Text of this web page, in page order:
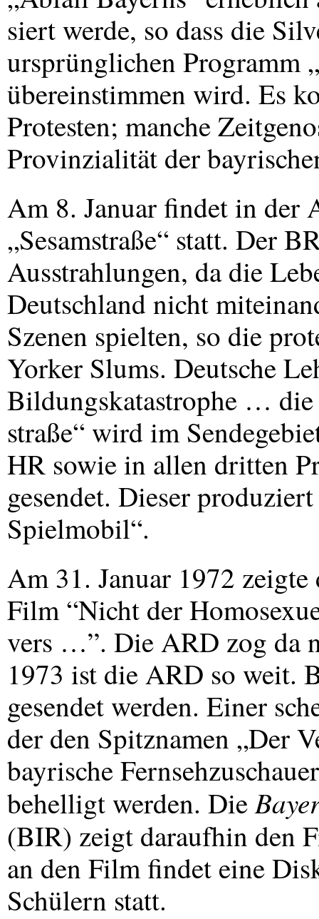
siert werde, so dass die
ursprünglichen Programm
übereinstimmen wird. Es
Protesten; manche
Provinzialität der
Am 8. Januar findet in der
„Sesamstraße“ statt. Der
Ausstrahlungen, da die
Deutschland nicht
Szenen spielten, so die
Yorker Slums. Deutsche
Bildungskatastrophe … die
straße“ wird im
HR sowie in allen dritten
gesendet. Dieser
Spielmobil“.
Am 31. Januar 1972
Film “Nicht der
vers …”. DieARD zog da
1973 ist dieARD so weit.
gesendet werden. Einer
der den Spitznamen „Der
bayrische
behelligt werden. Die
(BIR) zeigt daraufhin den
an den Film findet eine
Schülern statt.